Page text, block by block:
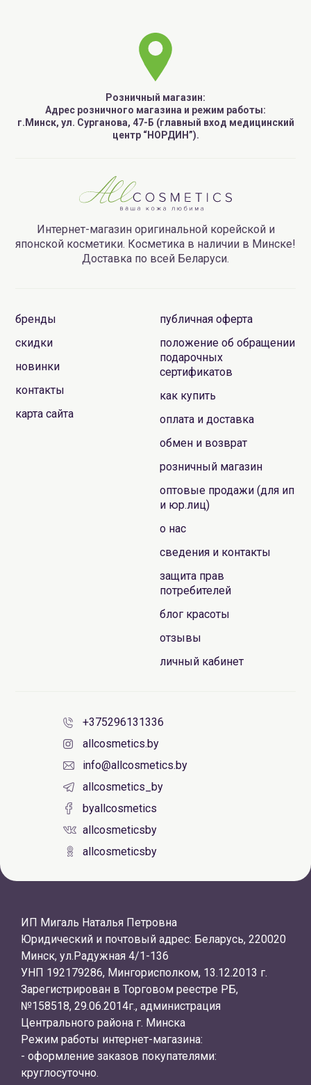
Розничный магазин:
Адрес розничного магазина и режим работы:
г.Минск, ул. Сурганова, 47-Б (главный вход медицинский
центр “НОРДИН”).
Интернет-магазин оригинальной корейской и
японской косметики. Косметика в наличии в Минске!
Доставка по всей Беларуси.
бренды
скидки
новинки
контакты
карта сайта
публичная оферта
положение об обращении
подарочных
сертификатов
как купить
оплата и доставка
обмен и возврат
розничный магазин
оптовые продажи (для ип
и юр.лиц)
о нас
сведения и контакты
защита прав
потребителей
блог красоты
отзывы
личный кабинет
+375296131336
allcosmetics.by
info@allcosmetics.by
allcosmetics_by
byallcosmetics
allcosmeticsby
allcosmeticsby
ИП Мигаль Наталья Петровна
Юридический и почтовый адрес: Беларусь, 220020
Минск, ул.Радужная 4/1-136
УНП 192179286, Мингорисполком, 13.12.2013 г.
Зарегистрирован в Торговом реестре РБ,
№158518, 29.06.2014г., администрация
Центрального района г. Минска
Режим работы интернет-магазина:
- оформление заказов покупателями:
круглосуточно.